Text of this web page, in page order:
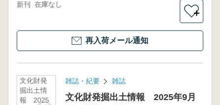
新刊 在庫なし
＋
再入荷メール通知
文化財発
掘出土情
報 2025
雑誌・紀要 雑誌
文化財発掘出土情報 2025年9月